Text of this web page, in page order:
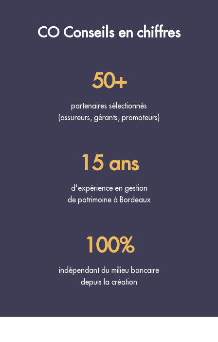
CO Conseils en chiffres
50+
partenaires sélectionnés
(assureurs, gérants, promoteurs)
15 ans
d'expérience en gestion
de patrimoine à Bordeaux
100%
indépendant du milieu bancaire
depuis la création